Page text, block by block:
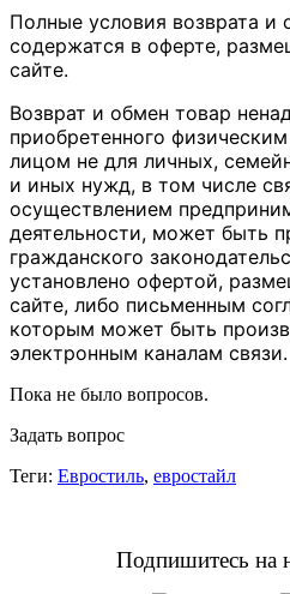
Полные условия возврата и
содержатся в оферте,
сайте.
Возврат и обмен товар
приобретенного
лицом не для личных,
и иных нужд, в том числе
осуществлением
деятельности, может быть
гражданского
установлено офертой,
сайте, либо письменным
которым может быть
электронным каналам связи.
Пока не было вопросов.
Задать вопрос
Теги: Евростиль, евростайл
Подпишитесь на